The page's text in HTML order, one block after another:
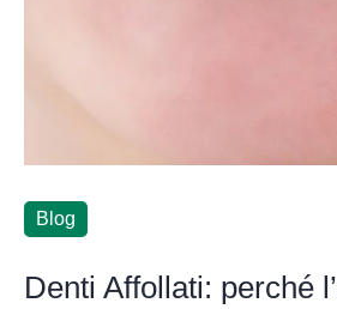
Blog
Denti Affollati: perché